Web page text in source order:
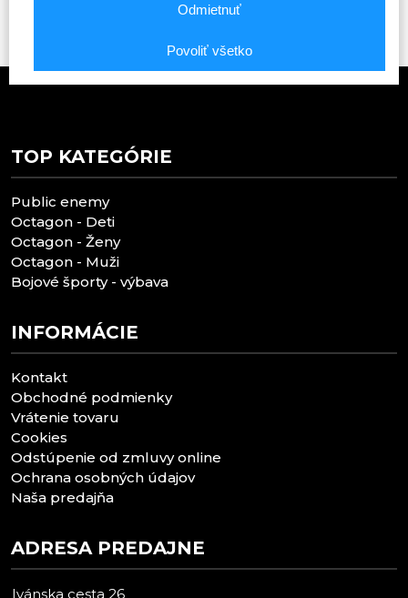
TOP KATEGÓRIE
Public enemy
Octagon - Deti
Octagon - Ženy
Octagon - Muži
Bojové športy - výbava
INFORMÁCIE
Kontakt
Obchodné podmienky
Vrátenie tovaru
Cookies
Odstúpenie od zmluvy online
Ochrana osobných údajov
Naša predajňa
ADRESA PREDAJNE
Ivánska cesta 26
Odmietnuť
Povoliť všetko